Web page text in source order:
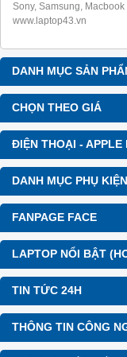
DANH MỤC SẢN
CHỌN THEO GIÁ
ĐIỆN THOẠI - APPLE
DANH MỤC PHỤ KIỆN
FANPAGE FACE
LAPTOP NỔI BẬT
TIN TỨC 24H
THÔNG TIN CÔNG
Sony, Samsung, Macbook
www.laptop43.vn